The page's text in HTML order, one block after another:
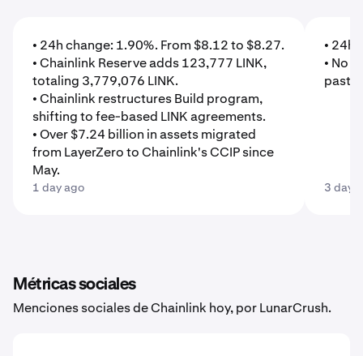
• 24h change: 1.90%. From $8.12 to $8.27.
• Chainlink Reserve adds 123,777 LINK,
totaling 3,779,076 LINK.
• Chainlink restructures Build program,
shifting to fee-based LINK agreements.
• Over $7.24 billion in assets migrated
from LayerZero to Chainlink's CCIP since
May.
1 day ago
• 24h
• No
past
3 days
Métricas sociales
Menciones sociales de Chainlink hoy, por LunarCrush.